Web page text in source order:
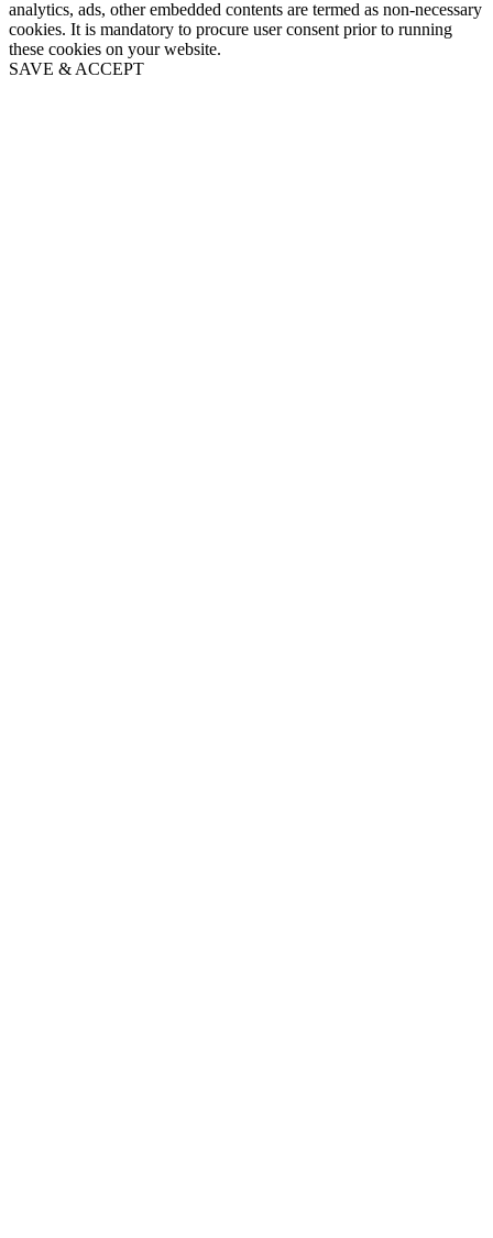
analytics, ads, other embedded contents are termed as non-necessary
cookies. It is mandatory to procure user consent prior to running
these cookies on your website.
SAVE & ACCEPT